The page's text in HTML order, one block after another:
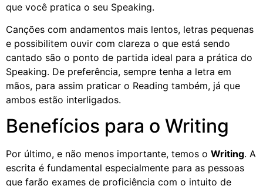
que você pratica o seu Speaking.
Canções com andamentos mais lentos, letras pequenas
e possibilitem ouvir com clareza o que está sendo
cantado são o ponto de partida ideal para a prática do
Speaking. De preferência, sempre tenha a letra em
mãos, para assim praticar o Reading também, já que
ambos estão interligados.
Benefícios para o Writing
Por último, e não menos importante, temos o Writing. A
escrita é fundamental especialmente para as pessoas
que farão exames de proficiência com o intuito de